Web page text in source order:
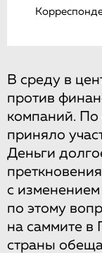
В среду в
против
компаний. По
приняло
Деньги
с
по этому
на саммите в
страны